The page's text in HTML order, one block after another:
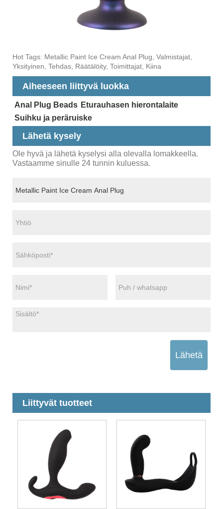
Hot Tags: Metallic Paint Ice Cream Anal Plug, Valmistajat,
Yksityinen, Tehdas, Räätälöity, Toimittajat, Kiina
Aiheeseen liittyvä luokka
Anal Plug Beads Eturauhasen hierontalaite
Suihku ja peräruiske
Lähetä kysely
Ole hyvä ja lähetä kyselysi alla olevalla lomakkeella.
Vastaamme sinulle 24 tunnin kuluessa.
Lähetä
Liittyvät tuotteet